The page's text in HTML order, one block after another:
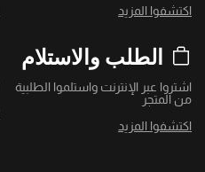
اكتشفوا المزيد
الطلب والاستلام
اشتروا عبر الإنترنت واستلموا الطلبية
من المتجر
اكتشفوا المزيد